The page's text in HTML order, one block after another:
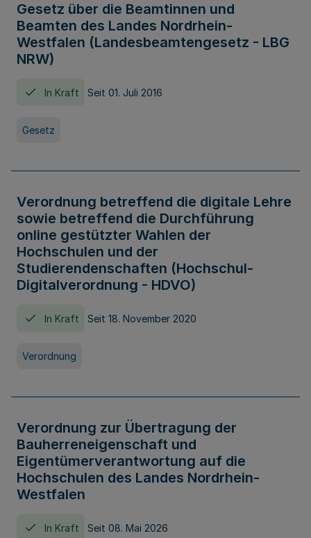
Gesetz über die Beamtinnen und
Beamten des Landes Nordrhein-
Westfalen (Landesbeamtengesetz - LBG
NRW)
In Kraft Seit 01. Juli 2016
Gesetz
Verordnung betreffend die digitale Lehre
sowie betreffend die Durchführung
online gestützter Wahlen der
Hochschulen und der
Studierendenschaften (Hochschul-
Digitalverordnung - HDVO)
In Kraft Seit 18. November 2020
Verordnung
Verordnung zur Übertragung der
Bauherreneigenschaft und
Eigentümerverantwortung auf die
Hochschulen des Landes Nordrhein-
Westfalen
In Kraft Seit 08. Mai 2026